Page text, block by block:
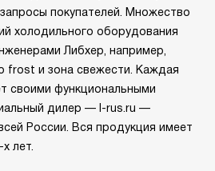
покупателей. Множество
холодильного оборудования
Либхер, например,
frost и зона свежести. Каждая
своими функциональными
дилер — l-rus.ru —
России. Вся продукция имеет
лет.